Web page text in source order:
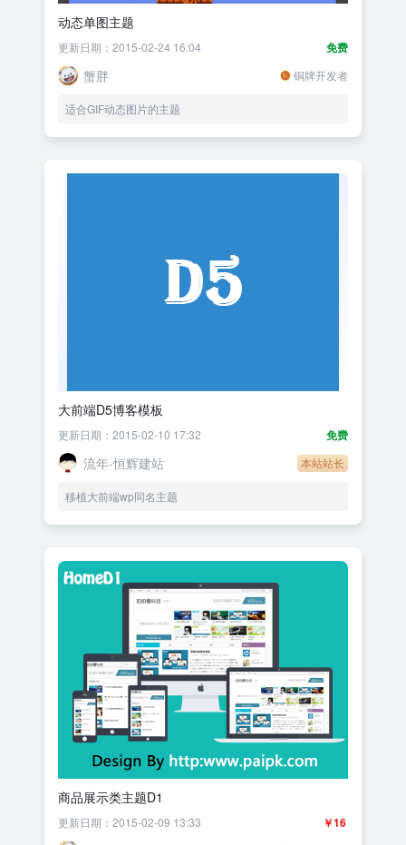
动态单图主题
免费
更新日期：2015-02-24 16:04
蟹胖 铜牌开发者
适合GIF动态图片的主题
大前端D5博客模板
免费
更新日期：2015-02-10 17:32
流年-恒辉建站 本站站长
移植大前端wp同名主题
商品展示类主题D1
￥16
更新日期：2015-02-09 13:33